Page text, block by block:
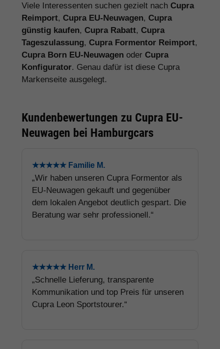
Viele Interessenten suchen gezielt nach Cupra
Reimport, Cupra EU-Neuwagen, Cupra
günstig kaufen, Cupra Rabatt, Cupra
Tageszulassung, Cupra Formentor Reimport,
Cupra Born EU-Neuwagen oder Cupra
Konfigurator. Genau dafür ist diese Cupra
Markenseite ausgelegt.
Kundenbewertungen zu Cupra EU-
Neuwagen bei Hamburgcars
★★★★★ Familie M.
„Wir haben unseren Cupra Formentor als
EU-Neuwagen gekauft und gegenüber
dem lokalen Angebot deutlich gespart. Die
Beratung war sehr professionell.“
★★★★★ Herr M.
„Schnelle Lieferung, transparente
Kommunikation und top Preis für unseren
Cupra Leon Sportstourer.“